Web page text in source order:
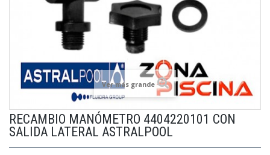
Ver más grande
RECAMBIO MANÓMETRO 4404220101 CON
SALIDA LATERAL ASTRALPOOL